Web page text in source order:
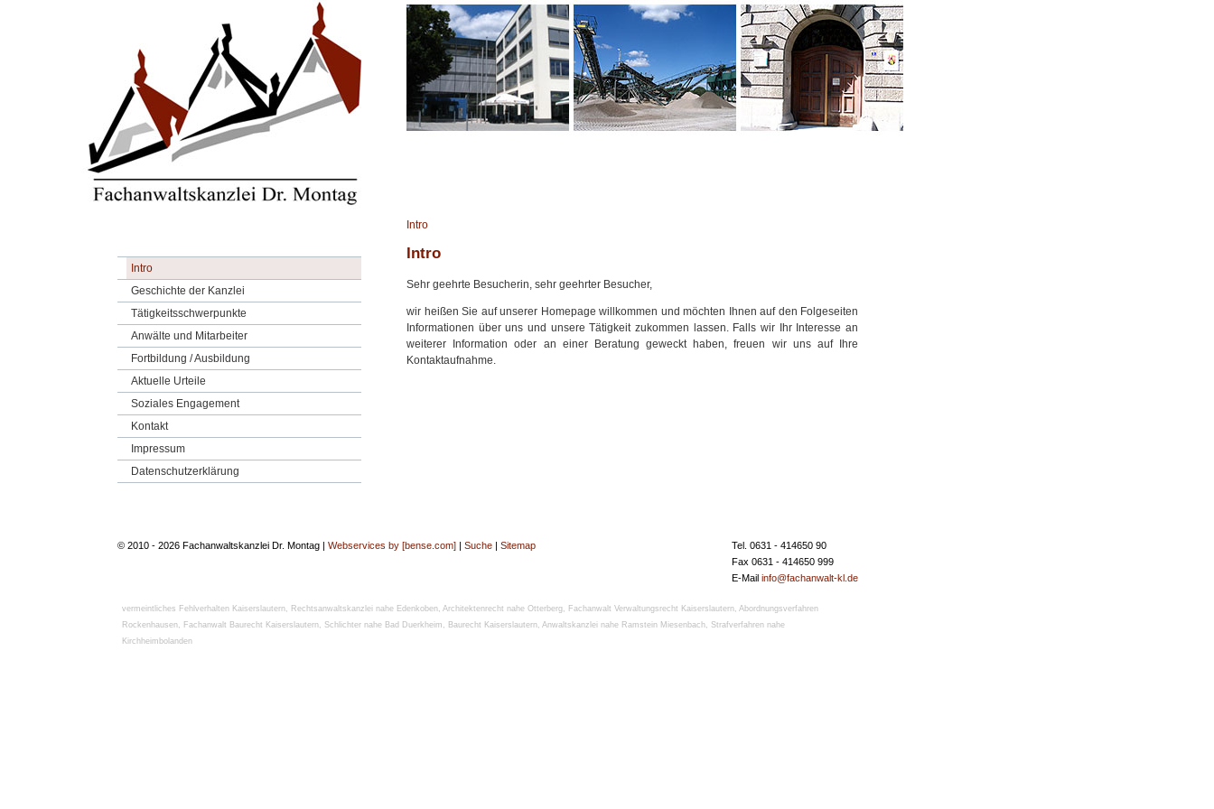
Intro
Geschichte der Kanzlei
Tätigkeitsschwerpunkte
Anwälte und Mitarbeiter
Fortbildung / Ausbildung
Aktuelle Urteile
Soziales Engagement
Kontakt
Impressum
Datenschutzerklärung
Intro
Intro
Sehr geehrte Besucherin, sehr geehrter Besucher,
wir heißen Sie auf unserer Homepage willkommen und möchten Ihnen auf den Folgeseiten
Informationen über uns und unsere Tätigkeit zukommen lassen. Falls wir Ihr Interesse an
weiterer Information oder an einer Beratung geweckt haben, freuen wir uns auf Ihre
Kontaktaufnahme.
Tel. 0631 - 414650 90
Fax 0631 - 414650 999
E-Mail info@fachanwalt-kl.de
© 2010 - 2026 Fachanwaltskanzlei Dr. Montag | Webservices by [bense.com] | Suche | Sitemap
vermeintliches Fehlverhalten Kaiserslautern Rechtsanwaltskanzlei nahe Edenkoben Architektenrecht nahe Otterberg Fachanwalt Verwaltungsrecht Kaiserslautern Abordnungsverfahren
Rockenhausen
Fachanwalt Baurecht Kaiserslautern Schlichter nahe Bad Duerkheim Baurecht Kaiserslautern Anwaltskanzlei nahe Ramstein Miesenbach
Strafverfahren nahe
Kirchheimbolanden